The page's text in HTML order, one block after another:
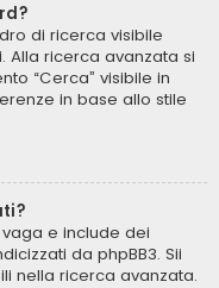
di ricerca visibile
Alla ricerca avanzata si
“Cerca” visibile in
in base allo stile
e include dei
da phpBB3. Sii
nella ricerca avanzata.